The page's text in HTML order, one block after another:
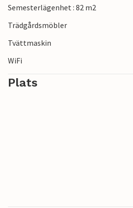
Semesterlägenhet : 82 m2
Trädgårdsmöbler
Tvättmaskin
WiFi
Plats